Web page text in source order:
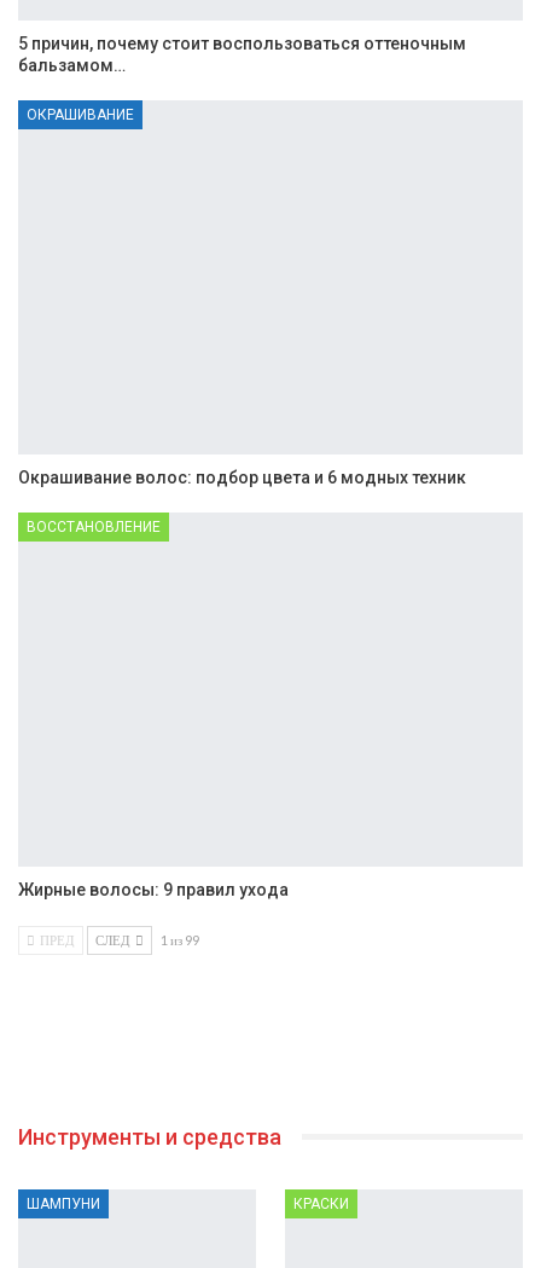
5 причин, почему стоит воспользоваться оттеночным
бальзамом…
ОКРАШИВАНИЕ
Окрашивание волос: подбор цвета и 6 модных техник
ВОССТАНОВЛЕНИЕ
Жирные волосы: 9 правил ухода
ПРЕД СЛЕД 1 из 99
Инструменты и средства
ШАМПУНИ КРАСКИ